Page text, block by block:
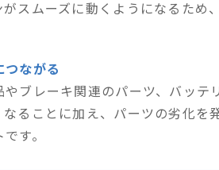
スムーズに動くようになるため
ながる
ブレーキ関連のパーツ、バッテ
ることに加え、パーツの劣化を
す。